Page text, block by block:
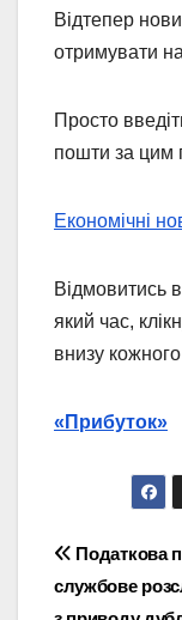
Відтепер
отримувати
Просто
пошти за цим
Економічні
Відмовитись
який час,
внизу
«Прибуток»
Податкова
службове